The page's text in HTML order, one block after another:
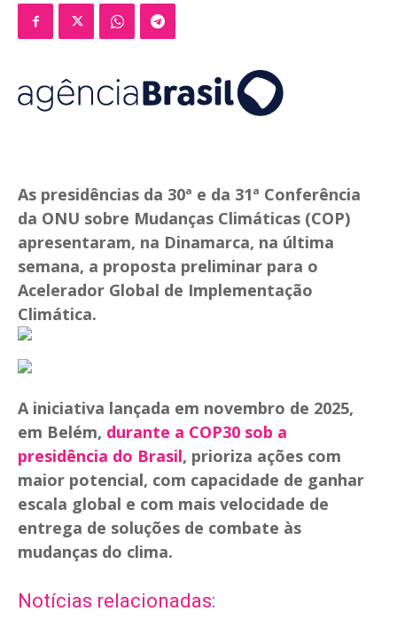
As presidências da 30ª e da 31ª Conferência
da ONU sobre Mudanças Climáticas (COP)
apresentaram, na Dinamarca, na última
semana, a proposta preliminar para o
Acelerador Global de Implementação
Climática.
A iniciativa lançada em novembro de 2025,
em Belém, durante a COP30 sob a
presidência do Brasil, prioriza ações com
maior potencial, com capacidade de ganhar
escala global e com mais velocidade de
entrega de soluções de combate às
mudanças do clima.
Notícias relacionadas: